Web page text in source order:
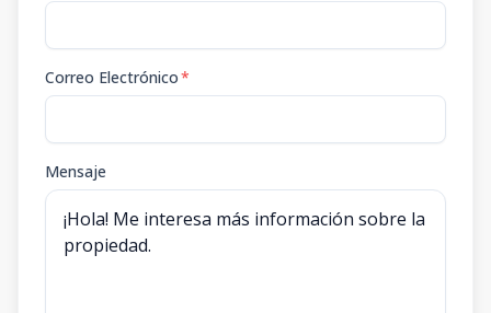
Correo Electrónico*
Mensaje